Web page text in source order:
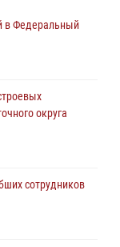
мероприятия
провели
сеть
в Федеральный
округа
сотрудников